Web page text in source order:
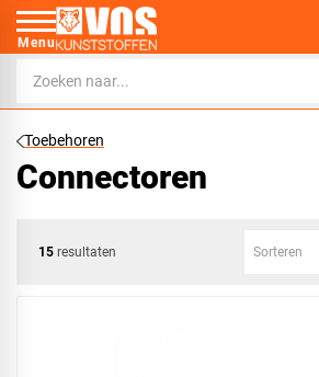
Menu
Toebehoren
Connectoren
15 resultaten Sorteren